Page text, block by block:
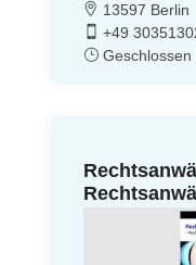
13597 Berlin
+49
Geschlossen